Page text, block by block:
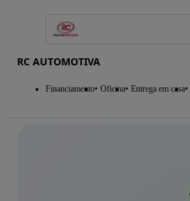
RC AUTOMOTIVA
Financiamento Oficina Entrega em casa